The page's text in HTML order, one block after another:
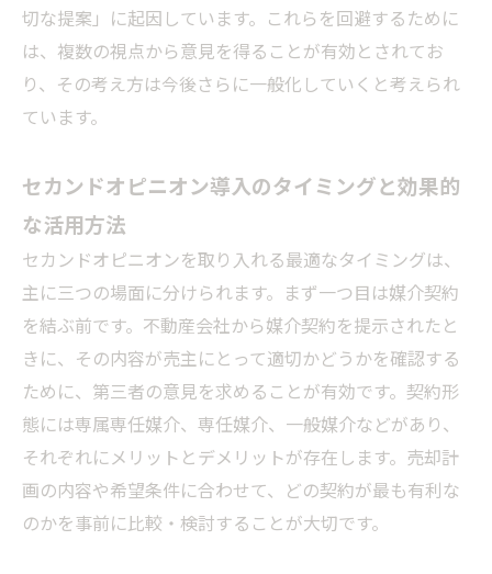
切な提案」に起因しています。これらを回避するために
は、複数の視点から意見を得ることが有効とされてお
り、その考え方は今後さらに一般化していくと考えられ
ています。
セカンドオピニオン導入のタイミングと効果的
な活用方法
セカンドオピニオンを取り入れる最適なタイミングは、
主に三つの場面に分けられます。まず一つ目は媒介契約
を結ぶ前です。不動産会社から媒介契約を提示されたと
きに、その内容が売主にとって適切かどうかを確認する
ために、第三者の意見を求めることが有効です。契約形
態には専属専任媒介、専任媒介、一般媒介などがあり、
それぞれにメリットとデメリットが存在します。売却計
画の内容や希望条件に合わせて、どの契約が最も有利な
のかを事前に比較・検討することが大切です。